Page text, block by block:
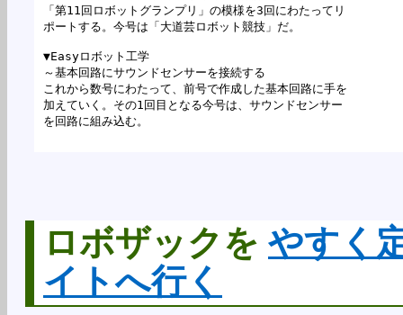
「第11回ロボットグランプリ」の模様を3回にわたってリ
ポートする。今号は「大道芸ロボット競技」だ。
▼Easyロボット工学
～基本回路にサウンドセンサーを接続する
これから数号にわたって、前号で作成した基本回路に手を
加えていく。その1回目となる今号は、サウンドセンサー
を回路に組み込む。
ロボザックを やすく
イトへ行く